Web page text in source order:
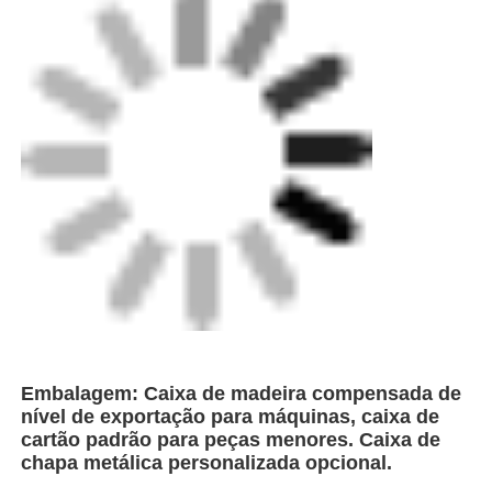
Embalagem: Caixa de madeira compensada de
nível de exportação para máquinas, caixa de
cartão padrão para peças menores. Caixa de
chapa metálica personalizada opcional.